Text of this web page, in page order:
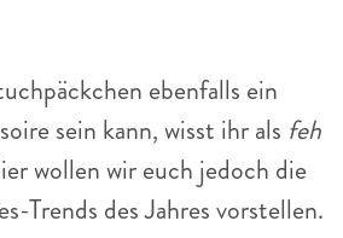
ebenfalls ein
sein kann, wisst ihr als feh
wollen wir euch jedoch die
Trends des Jahres vorstellen.